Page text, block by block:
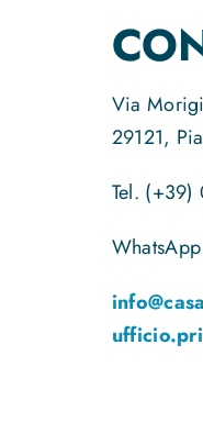
Via
29121,
Tel. (+39)